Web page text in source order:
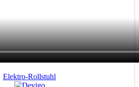
Elektro-Rollstuhl